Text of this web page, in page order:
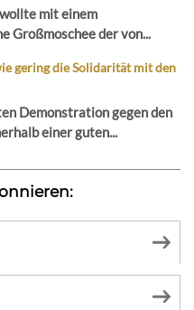
mit einem
Großmoschee der von...
gering die Solidarität mit den
Demonstration gegen den
einer guten...